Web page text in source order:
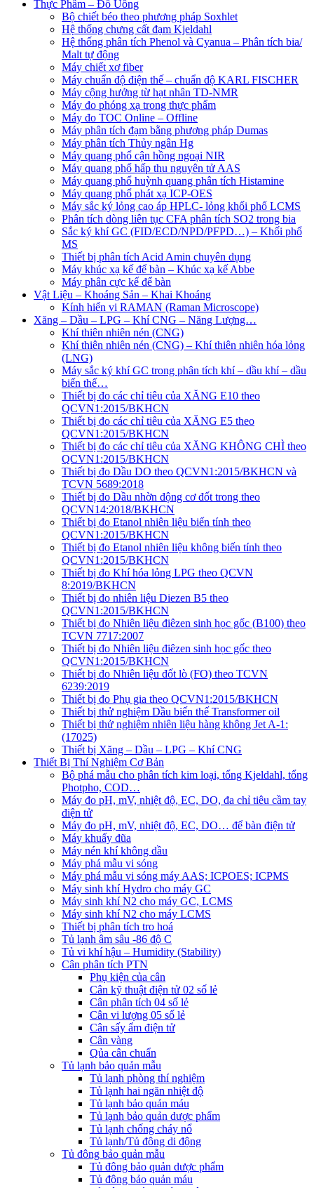
Thực Phẩm – Đồ Uống
Bộ chiết béo theo phương pháp Soxhlet
Hệ thống chưng cất đạm Kjeldahl
Hệ thống phân tích Phenol và Cyanua – Phân tích bia/
Malt tự động
Máy chiết xơ fiber
Máy chuẩn độ điện thế – chuẩn độ KARL FISCHER
Máy cộng hưởng từ hạt nhân TD-NMR
Máy đo phóng xạ trong thực phẩm
Máy đo TOC Online – Offline
Máy phân tích đạm bằng phương pháp Dumas
Máy phân tích Thủy ngân Hg
Máy quang phổ cận hồng ngoại NIR
Máy quang phổ hấp thu nguyên tử AAS
Máy quang phổ huỳnh quang phân tích Histamine
Máy quang phổ phát xạ ICP-OES
Máy sắc ký lỏng cao áp HPLC- lỏng khối phổ LCMS
Phân tích dòng liên tục CFA phân tích SO2 trong bia
Sắc ký khí GC (FID/ECD/NPD/PFPD…) – Khối phổ
MS
Thiết bị phân tích Acid Amin chuyên dụng
Máy khúc xạ kế để bàn – Khúc xạ kế Abbe
Máy phân cực kế để bàn
Vật Liệu – Khoáng Sản – Khai Khoáng
Kính hiển vi RAMAN (Raman Microscope)
Xăng – Dầu – LPG – Khí CNG – Năng Lượng…
Khí thiên nhiên nén (CNG)
Khí thiên nhiên nén (CNG) – Khí thiên nhiên hóa lỏng
(LNG)
Máy sắc ký khí GC trong phân tích khí – dầu khí – dầu
biến thế…
Thiết bị đo các chỉ tiêu của XĂNG E10 theo
QCVN1:2015/BKHCN
Thiết bị đo các chỉ tiêu của XĂNG E5 theo
QCVN1:2015/BKHCN
Thiết bị đo các chỉ tiêu của XĂNG KHÔNG CHÌ theo
QCVN1:2015/BKHCN
Thiết bị đo Dầu DO theo QCVN1:2015/BKHCN và
TCVN 5689:2018
Thiết bị đo Dầu nhờn động cơ đốt trong theo
QCVN14:2018/BKHCN
Thiết bị đo Etanol nhiên liệu biến tính theo
QCVN1:2015/BKHCN
Thiết bị đo Etanol nhiên liệu không biến tính theo
QCVN1:2015/BKHCN
Thiết bị đo Khí hóa lỏng LPG theo QCVN
8:2019/BKHCN
Thiết bị đo nhiên liệu Diezen B5 theo
QCVN1:2015/BKHCN
Thiết bị đo Nhiên liệu điêzen sinh học gốc (B100) theo
TCVN 7717:2007
Thiết bị đo Nhiên liệu điêzen sinh học gốc theo
QCVN1:2015/BKHCN
Thiết bị đo Nhiên liệu đốt lò (FO) theo TCVN
6239:2019
Thiết bị đo Phụ gia theo QCVN1:2015/BKHCN
Thiết bị thử nghiệm Dầu biến thế Transformer oil
Thiết bị thử nghiệm nhiên liệu hàng không Jet A-1:
(17025)
Thiết bị Xăng – Dầu – LPG – Khí CNG
Thiết Bị Thí Nghiệm Cơ Bản
Bộ phá mẫu cho phân tích kim loại, tổng Kjeldahl, tổng
Photpho, COD…
Máy đo pH, mV, nhiệt độ, EC, DO, đa chỉ tiêu cầm tay
điện tử
Máy đo pH, mV, nhiệt độ, EC, DO… để bàn điện tử
Máy khuấy đũa
Máy nén khí không dầu
Máy phá mẫu vi sóng
Máy phá mẫu vi sóng máy AAS; ICPOES; ICPMS
Máy sinh khí Hydro cho máy GC
Máy sinh khí N2 cho máy GC, LCMS
Máy sinh khí N2 cho máy LCMS
Thiết bị phân tích tro hoá
Tủ lạnh âm sâu -86 độ C
Tủ vi khí hậu – Humidity (Stability)
Cân phân tích PTN
Phụ kiện của cân
Cân kỹ thuật điện tử 02 số lẻ
Cân phân tích 04 số lẻ
Cân vi lượng 05 số lẻ
Cân sấy ẩm điện tử
Cân vàng
Qủa cân chuẩn
Tủ lạnh bảo quản mẫu
Tủ lạnh phòng thí nghiệm
Tủ lạnh hai ngăn nhiệt độ
Tủ lạnh bảo quản máu
Tủ lạnh bảo quản dược phẩm
Tủ lạnh chống cháy nổ
Tủ lạnh/Tủ đông di động
Tủ đông bảo quản mẫu
Tủ đông bảo quản dược phẩm
Tủ đông bảo quản máu